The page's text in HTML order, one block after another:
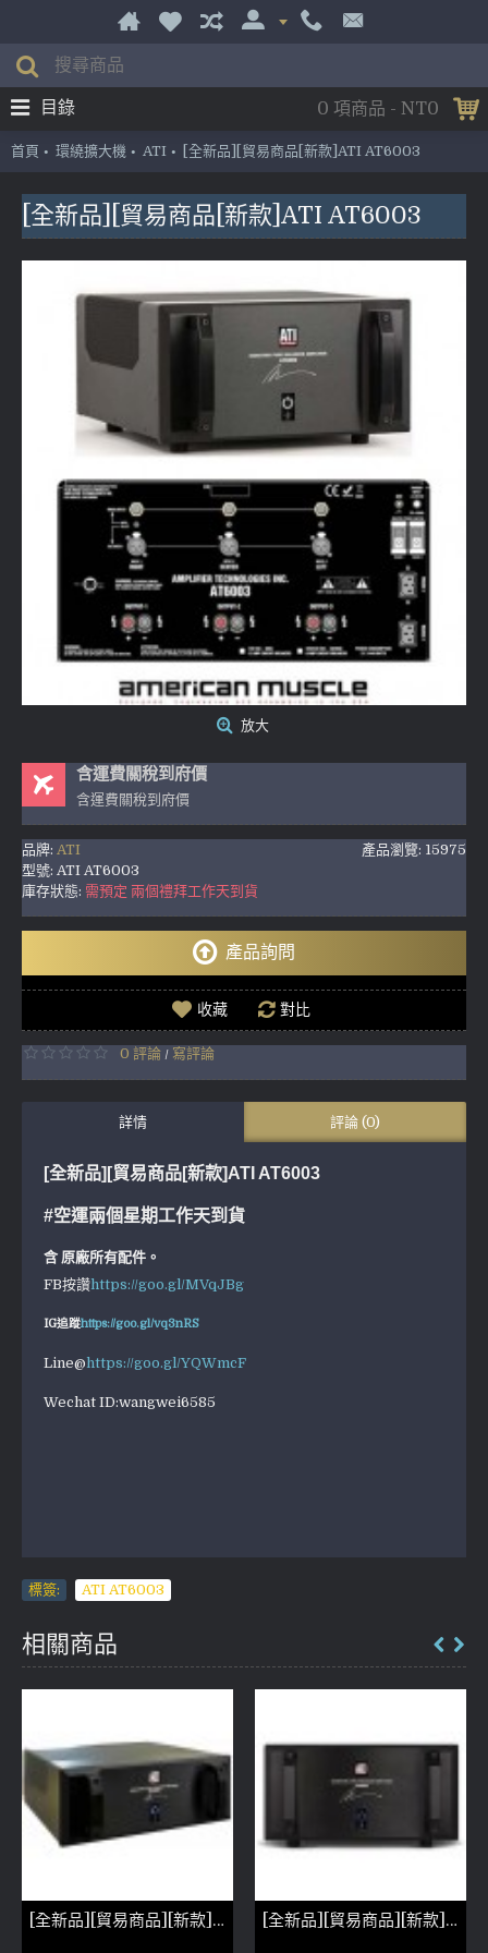
0 項商品 - NT0
目錄
首頁 環繞擴大機 ATI [全新品][貿易商品[新款]ATI AT6003
[全新品][貿易商品[新款]ATI AT6003
放大
含運費關稅到府價
含運費關稅到府價
產品瀏覽: 15975
品牌: ATI
型號: ATI AT6003
庫存狀態: 需預定 兩個禮拜工作天到貨
產品詢問
收藏 對比
0 評論 / 寫評論
詳情 評論 (0)
[全新品][貿易商品[新款]ATI AT6003
#空運兩個星期工作天到貨
含 原廠所有配件。
FB按讚https://goo.gl/MVqJBg
IG追蹤https://goo.gl/vq3nRS
Line@https://goo.gl/YQWmcF
Wechat ID:wangwei6585
標簽: ATI AT6003
相關商品
[全新品][貿易商品][新款]ATI AT4007 Signature Series Amplifier(參考照片) [全新品][貿易商品][新款]ATI AT6007 Signature Series Amplifier(參考照片)